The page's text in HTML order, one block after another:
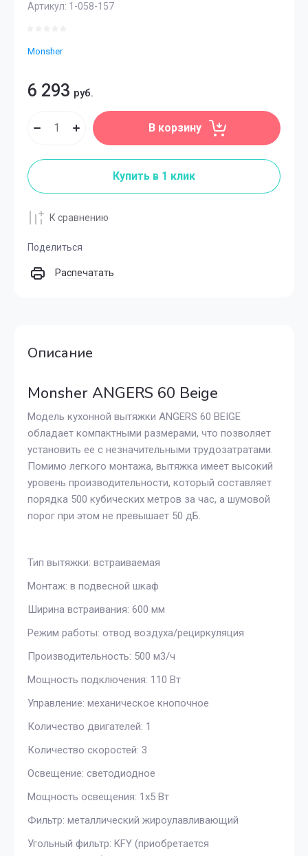
Артикул: 1-058-157
Monsher
6 293 руб.
В корзину
Купить в 1 клик
К сравнению
Поделиться
Распечатать
Описание
Monsher ANGERS 60 Beige
Модель кухонной вытяжки ANGERS 60 BEIGE
обладает компактными размерами, что позволяет
установить ее с незначительными трудозатратами.
Помимо легкого монтажа, вытяжка имеет высокий
уровень производительности, который составляет
порядка 500 кубических метров за час, а шумовой
порог при этом не превышает 50 дБ.
Тип вытяжки: встраиваемая
Монтаж: в подвесной шкаф
Ширина встраивания: 600 мм
Режим работы: отвод воздуха/рециркуляция
Производительность: 500 м3/ч
Мощность подключения: 110 Вт
Управление: механическое кнопочное
Количество двигателей: 1
Количество скоростей: 3
Освещение: светодиодное
Мощность освещения: 1х5 Вт
Фильтр: металлический жироулавливающий
Угольный фильтр: KFY (приобретается